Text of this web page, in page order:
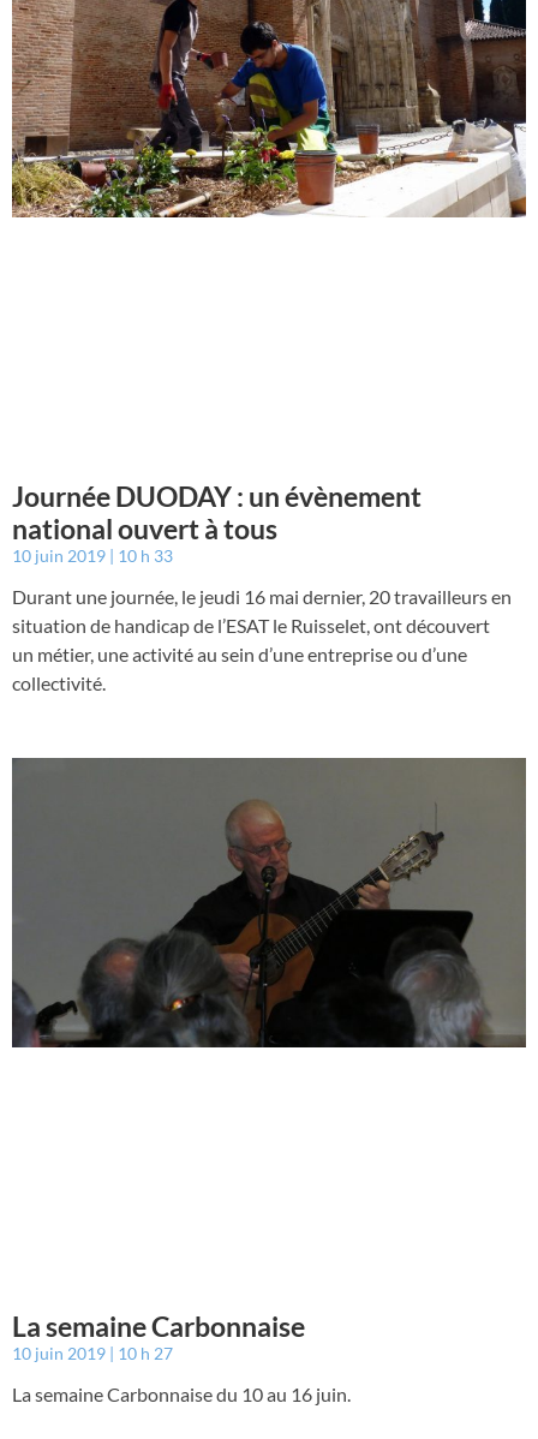
Journée DUODAY : un évènement
national ouvert à tous
10 juin 2019 10 h 33
Durant une journée, le jeudi 16 mai dernier, 20 travailleurs en
situation de handicap de l’ESAT le Ruisselet, ont découvert
un métier, une activité au sein d’une entreprise ou d’une
collectivité.
La semaine Carbonnaise
10 juin 2019 10 h 27
La semaine Carbonnaise du 10 au 16 juin.